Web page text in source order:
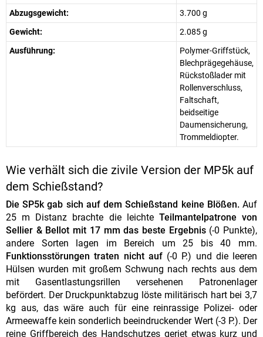
Abzugsgewicht:
3.700 g
Gewicht:
2.085 g
Ausführung:
Polymer-Griffstück,
Blechprägegehäuse,
Rückstoßlader mit
Rollenverschluss,
Faltschaft,
beidseitige
Daumensicherung,
Trommeldiopter.
Wie verhält sich die zivile Version der MP5k auf
dem Schießstand?
Die SP5k gab sich auf dem Schießstand keine Blößen. Auf
25 m Distanz brachte die leichte Teilmantelpatrone von
Sellier & Bellot mit 17 mm das beste Ergebnis(-0 Punkte),
andere Sorten lagen im Bereich um 25 bis 40 mm.
Funktionsstörungen traten nicht auf(-0 P.) und die leeren
Hülsen wurden mit großem Schwung nach rechts aus dem
mit Gasentlastungsrillen versehenen Patronenlager
befördert. Der Druckpunktabzug löste militärisch hart bei 3,7
kg aus, das wäre auch für eine reinrassige Polizei- oder
Armeewaffe kein sonderlich beeindruckender Wert (-3 P.). Der
reine Griffbereich des Handschutzes geriet etwas kurz und